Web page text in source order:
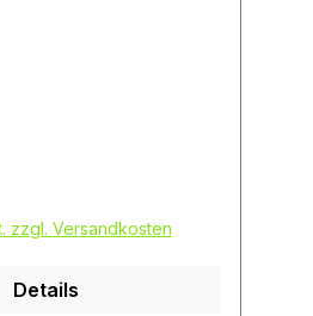
zzgl. Versandkosten
Details